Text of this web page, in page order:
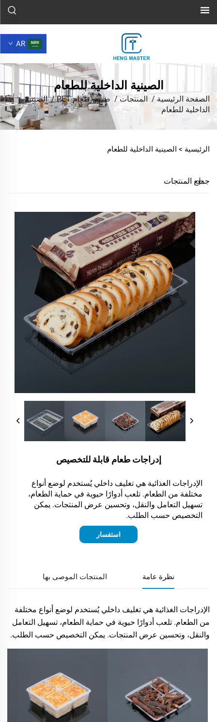
AR
الصينية الداخلية للطعام
الصفحة الرئيسية / المنتجات/ صينية طعام PET /الصينية
الداخلية للطعام
الرئيسية > الصينية الداخلية للطعام
جميع المنتجات
إدراجات طعام قابلة للتخصيص
الإدراجات الغذائية هي تغليف داخلي يُستخدم لوضع أنواع
مختلفة من الطعام. تلعب أدوارًا حيوية في حماية الطعام،
تسهيل التعامل والنقل، وتحسين عرض المنتجات. يمكن
التخصيص حسب الطلب.
استفسار
نظرة عامة المنتجات الموصى بها
الإدراجات الغذائية هي تغليف داخلي يُستخدم لوضع أنواع مختلفة
من الطعام. تلعب أدوارًا حيوية في حماية الطعام، تسهيل التعامل
والنقل، وتحسين عرض المنتجات. يمكن التخصيص حسب الطلب.